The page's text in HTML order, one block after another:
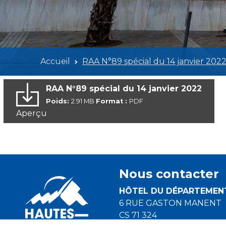
Accueil RAA N°89 spécial du 14 janvier 2022
RAA N°89 spécial du 14 janvier 2022
Poids: 2.91 MB Format : PDF
Aperçu
Nous contacter
HÔTEL DU
6 RUE GASTON MANENT
CS 71 324